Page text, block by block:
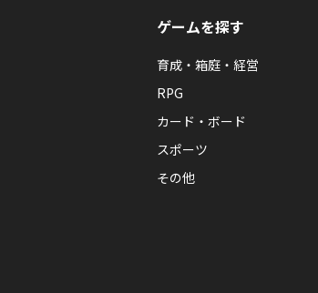
ゲームを探す
育成・箱庭・経営
RPG
カード・ボード
スポーツ
その他